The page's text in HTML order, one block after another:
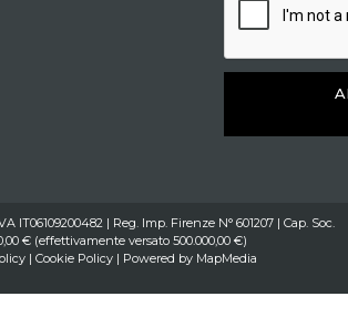
IT06109200482 | Reg. Imp. Firenze N° 601207 | Cap. Soc.
€ (effettivamente versato 500.000,00 €)
| Cookie Policy| Powered by MapMedia